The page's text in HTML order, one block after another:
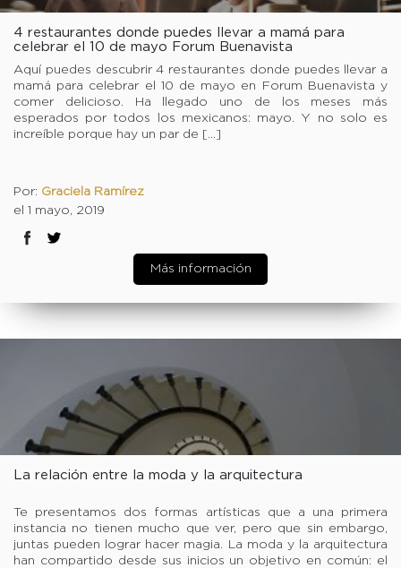
4 restaurantes donde puedes llevar a mamá para
celebrar el 10 de mayo Forum Buenavista
Aquí puedes descubrir 4 restaurantes donde puedes llevar a
mamá para celebrar el 10 de mayo en Forum Buenavista y
comer delicioso. Ha llegado uno de los meses más
esperados por todos los mexicanos: mayo. Y no solo es
increíble porque hay un par de […]
Por: Graciela Ramírez
el 1 mayo, 2019
Más información
La relación entre la moda y la arquitectura
Te presentamos dos formas artísticas que a una primera
instancia no tienen mucho que ver, pero que sin embargo,
juntas pueden lograr hacer magia. La moda y la arquitectura
han compartido desde sus inicios un objetivo en común: el